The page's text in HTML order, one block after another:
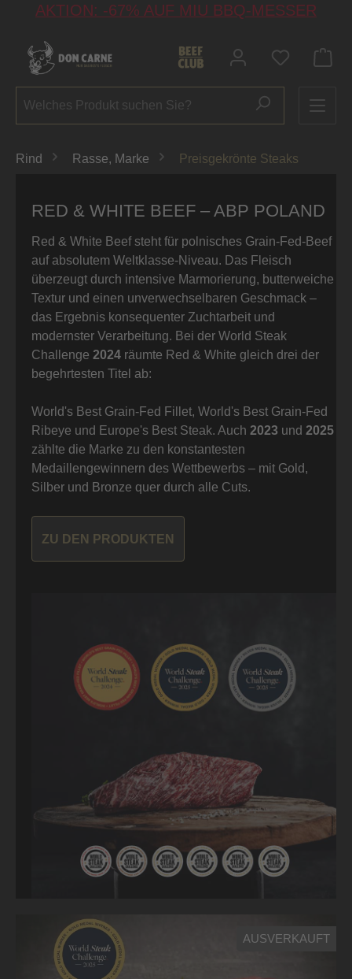
springen
AKTION: -67% AUF MIU BBQ-MESSER
Du hast 0
Rind Rasse, Marke Preisgekrönte Steaks
RED & WHITE BEEF – ABP POLAND
Red & White Beef steht für polnisches Grain-Fed-Beef
auf absolutem Weltklasse-Niveau. Das Fleisch
überzeugt durch intensive Marmorierung, butterweiche
Textur und einen unverwechselbaren Geschmack –
das Ergebnis konsequenter Zuchtarbeit und
modernster Verarbeitung. Bei der World Steak
Challenge 2024 räumte Red & White gleich drei der
begehrtesten Titel ab:
World's Best Grain-Fed Fillet, World's Best Grain-Fed
Ribeye und Europe's Best Steak. Auch 2023 und 2025
zählte die Marke zu den konstantesten
Medaillengewinnern des Wettbewerbs – mit Gold,
Silber und Bronze quer durch alle Cuts.
ZU DEN PRODUKTEN
Produktgalerie überspringen
AUSVERKAUFT